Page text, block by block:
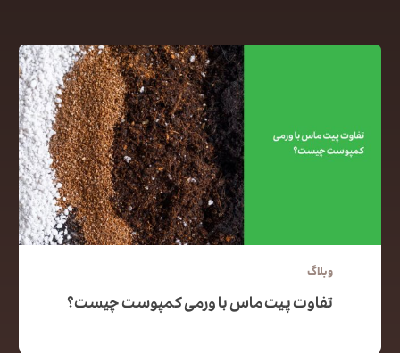
وبلاگ
تفاوت پیت ماس با ورمی کمپوست چیست؟